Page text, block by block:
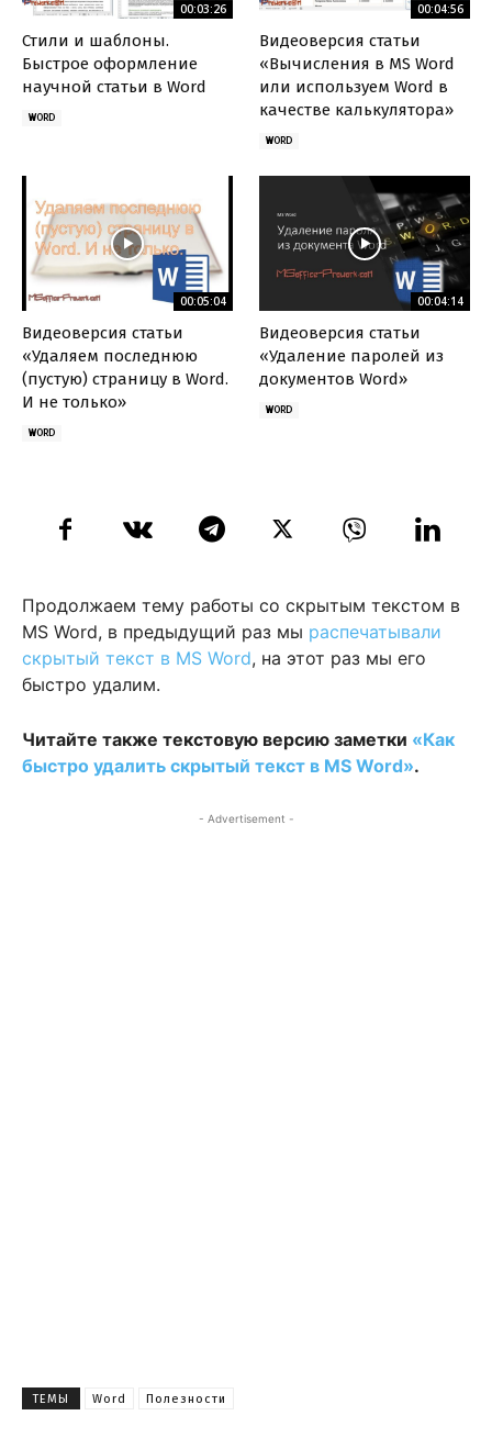
00:03:26
Стили и шаблоны.
Быстрое оформление
научной статьи в Word
WORD
00:04:56
Видеоверсия статьи
«Вычисления в MS Word
или используем Word в
качестве калькулятора»
WORD
00:05:04
Видеоверсия статьи
«Удаляем последнюю
(пустую) страницу в Word.
И не только»
WORD
00:04:14
Видеоверсия статьи
«Удаление паролей из
документов Word»
WORD
Продолжаем тему работы со скрытым текстом в
MS Word, в предыдущий раз мы распечатывали
скрытый текст в MS Word, на этот раз мы его
быстро удалим.
Читайте также текстовую версию заметки «Как
быстро удалить скрытый текст в MS Word».
- Advertisement -
ТЕМЫ Word Полезности